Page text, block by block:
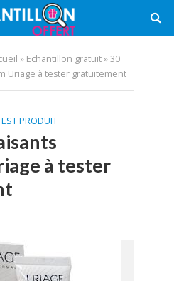
» Echantillon gratuit»30
Uriage à tester gratuitement
PRODUIT
à tester